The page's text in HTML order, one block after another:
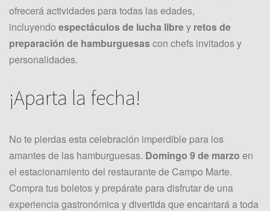
ofrecerá actividades para todas las edades,
incluyendo espectáculos de lucha librey retos de
preparación de hamburguesascon chefs invitados y
personalidades.
¡Aparta la fecha!
No te pierdas esta celebración imperdible para los
amantes de las hamburguesas. Domingo 9 de marzo en
el estacionamiento del restaurante de Campo Marte.
Compra tus boletos y prepárate para disfrutar de una
experiencia gastronómica y divertida que encantará a toda